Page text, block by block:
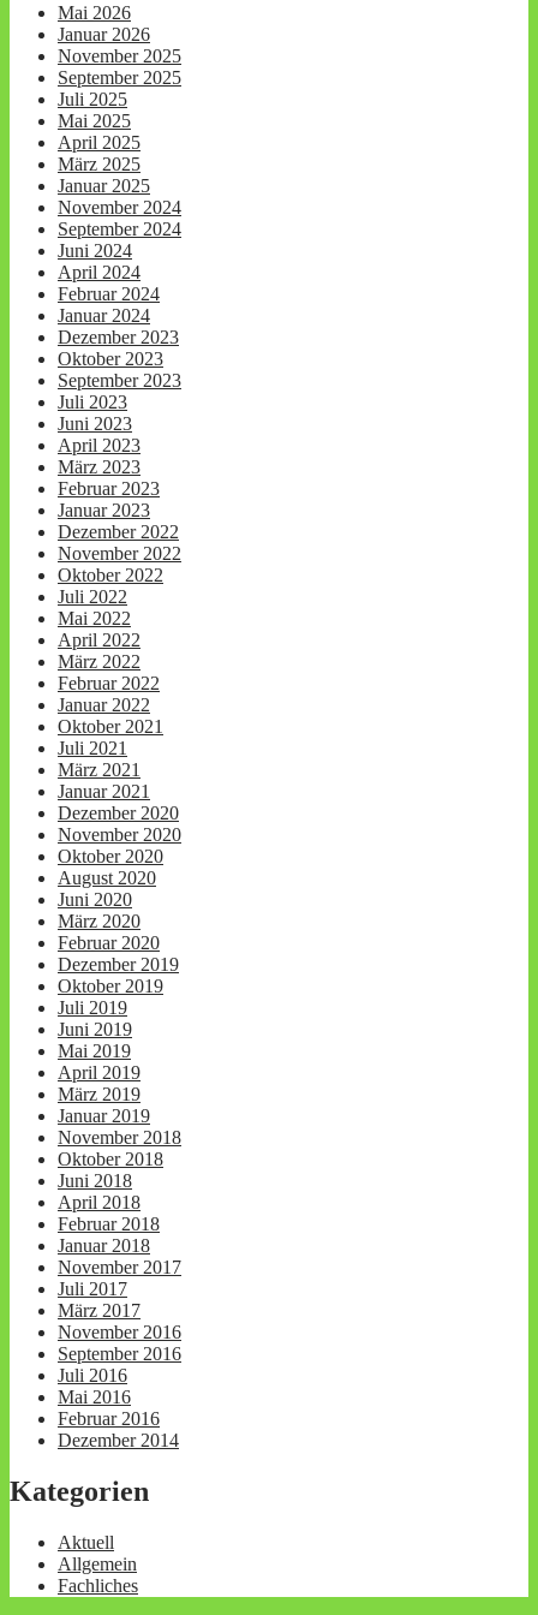
Mai 2026
Januar 2026
November 2025
September 2025
Juli 2025
Mai 2025
April 2025
März 2025
Januar 2025
November 2024
September 2024
Juni 2024
April 2024
Februar 2024
Januar 2024
Dezember 2023
Oktober 2023
September 2023
Juli 2023
Juni 2023
April 2023
März 2023
Februar 2023
Januar 2023
Dezember 2022
November 2022
Oktober 2022
Juli 2022
Mai 2022
April 2022
März 2022
Februar 2022
Januar 2022
Oktober 2021
Juli 2021
März 2021
Januar 2021
Dezember 2020
November 2020
Oktober 2020
August 2020
Juni 2020
März 2020
Februar 2020
Dezember 2019
Oktober 2019
Juli 2019
Juni 2019
Mai 2019
April 2019
März 2019
Januar 2019
November 2018
Oktober 2018
Juni 2018
April 2018
Februar 2018
Januar 2018
November 2017
Juli 2017
März 2017
November 2016
September 2016
Juli 2016
Mai 2016
Februar 2016
Dezember 2014
Kategorien
Aktuell
Allgemein
Fachliches